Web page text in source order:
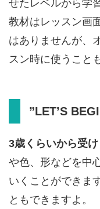
せたレベルから学
教材はレッスン画
はありませんが、
スン時に使うこと
”LET’S
3歳くらいから受
や色、形などを中
いくことができま
ともできますよ。